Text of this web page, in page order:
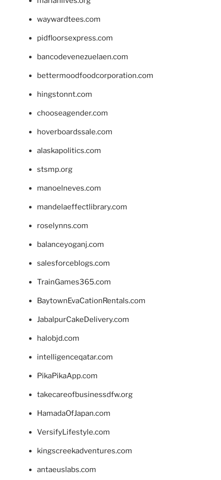
waywardtees.com
pidfloorsexpress.com
bancodevenezuelaen.com
bettermoodfoodcorporation.com
hingstonnt.com
chooseagender.com
hoverboardssale.com
alaskapolitics.com
stsmp.org
manoelneves.com
mandelaeffectlibrary.com
roselynns.com
balanceyoganj.com
salesforceblogs.com
TrainGames365.com
BaytownEvaCationRentals.com
JabalpurCakeDelivery.com
halobjd.com
intelligenceqatar.com
PikaPikaApp.com
takecareofbusinessdfw.org
HamadaOfJapan.com
VersifyLifestyle.com
kingscreekadventures.com
antaeuslabs.com